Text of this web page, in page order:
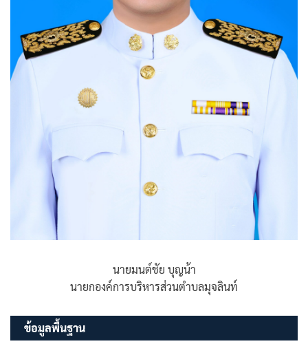
นายมนต์ชัย บุญน้า
นายกองค์การบริหารส่วนตำบลมุจลินท์
ข้อมูลพื้นฐาน